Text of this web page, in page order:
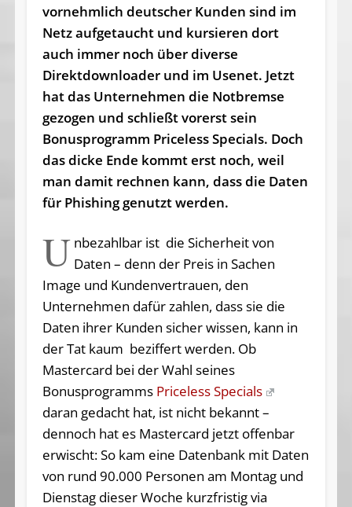
vornehmlich deutscher Kunden sind im
Netz aufgetaucht und kursieren dort
auch immer noch über diverse
Direktdownloader und im Usenet. Jetzt
hat das Unternehmen die Notbremse
gezogen und schließt vorerst sein
Bonusprogramm Priceless Specials. Doch
das dicke Ende kommt erst noch, weil
man damit rechnen kann, dass die Daten
für Phishing genutzt werden.
U nbezahlbar ist die Sicherheit von
Daten – denn der Preis in Sachen
Image und Kundenvertrauen, den
Unternehmen dafür zahlen, dass sie die
Daten ihrer Kunden sicher wissen, kann in
der Tat kaum beziffert werden. Ob
Mastercard bei der Wahl seines
Bonusprogramms Priceless Specials
daran gedacht hat, ist nicht bekannt –
dennoch hat es Mastercard jetzt offenbar
erwischt: So kam eine Datenbank mit Daten
von rund 90.000 Personen am Montag und
Dienstag dieser Woche kurzfristig via